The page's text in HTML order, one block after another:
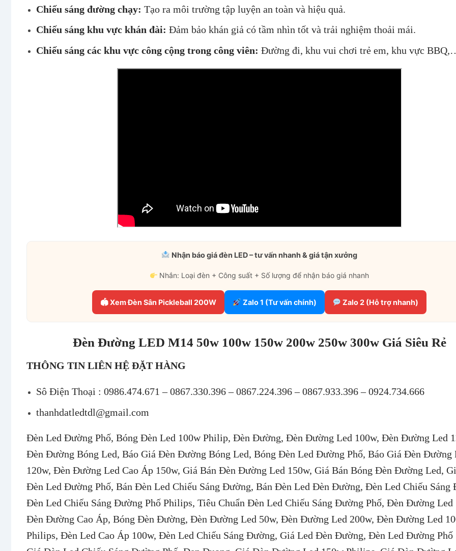
content
Chiếu sáng đường chạy: Tạo ra môi trường tập luyện an toàn và hiệu quả.
Chiếu sáng khu vực khán đài: Đảm bảo khán giả có tầm nhìn tốt và trải nghiệm thoải mái.
Chiếu sáng các khu vực công cộng trong công viên: Đường đi, khu vui chơi trẻ em, khu vực
Nhận báo giá đèn LED – tư vấn nhanh & giá tận xưởng
Nhắn: Loại đèn + Công suất + Số lượng để nhận báo giá nhanh
🏟 Xem Đèn Sân Pickleball 200W Zalo 1 (Tư vấn chính) Zalo 2 (Hỗ trợ nhanh)
Đèn Đường LED M14 50w 100w 150w 200w 250w 300w Giá Siêu Rẻ
THÔNG TIN LIÊN HỆ ĐẶT HÀNG
Sô Điện Thoại : 0986.474.671 – 0867.330.396 – 0867.224.396 – 0867.933.396 – 0924.734.666
thanhdatledtdl@gmail.com
Đèn Led Đường Phố, Bóng Đèn Led 100w Philip, Đèn Đường, Đèn Đường Led 100w, Đèn Đường Led
Đèn Đường Bóng Led, Báo Giá Đèn Đường Bóng Led, Bóng Đèn Led Đường Phố, Báo Giá Đèn Đường
120w, Đèn Đường Led Cao Áp 150w, Giá Bán Đèn Đường Led 150w, Giá Bán Bóng Đèn Đường Led,
Đèn Led Đường Phố, Bán Đèn Led Chiếu Sáng Đường, Bán Đèn Led Đèn Đường, Đèn Led Chiếu Sáng
Đèn Led Chiếu Sáng Đường Phố Philips, Tiêu Chuẩn Đèn Led Chiếu Sáng Đường Phố, Đèn Đường Led
Đèn Đường Cao Áp, Bóng Đèn Đường, Đèn Đường Led 50w, Đèn Đường Led 200w, Đèn Đường Led
Philips, Đèn Led Cao Áp 100w, Đèn Led Chiếu Sáng Đường, Giá Led Đèn Đường, Đèn Led Đường Phố